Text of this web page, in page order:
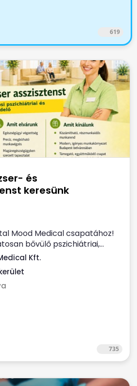
619
és
keresünk
Mood Medical csapatához!
bővülő pszichiátriai,...
Kft.
735